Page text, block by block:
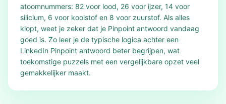
atoomnummers: 82 voor lood, 26 voor ijzer, 14 voor
silicium, 6 voor koolstof en 8 voor zuurstof. Als alles
klopt, weet je zeker dat je Pinpoint antwoord vandaag
goed is. Zo leer je de typische logica achter een
LinkedIn Pinpoint antwoord beter begrijpen, wat
toekomstige puzzels met een vergelijkbare opzet veel
gemakkelijker maakt.